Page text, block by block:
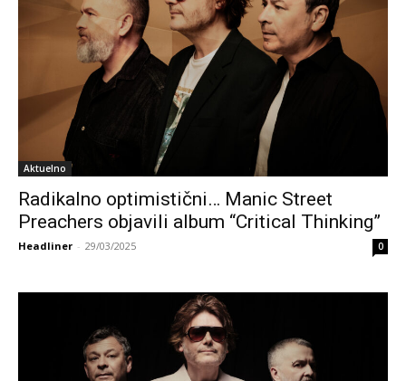
Aktuelno
Radikalno optimistični… Manic Street
Preachers objavili album “Critical Thinking”
Headliner - 29/03/2025 0